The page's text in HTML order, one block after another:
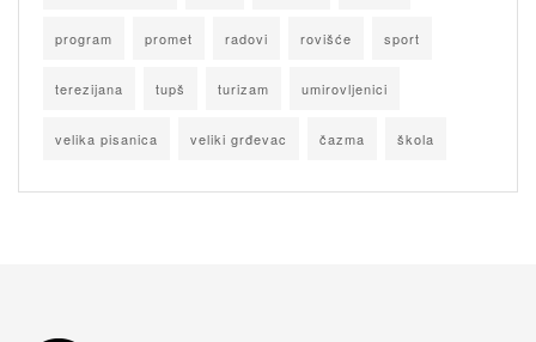
program promet radovi rovišće sport
terezijana tupš turizam umirovljenici
velika pisanica veliki grđevac čazma škola